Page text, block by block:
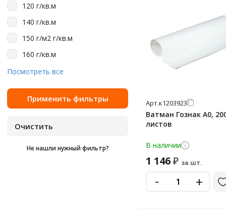
40 шт
50 шт
60 шт
120 г/кв.м
140 г/кв.м
150 г/м2 г/кв.м
160 г/кв.м
180 г/кв.м
190 г/к
200 г/к
80 г/кв.м
Посмотреть все
Не нашли нужный фильтр?
Арт.к1203923
Ватман Гознак А0,
листов
В наличии
1 146₽ за шт.
- +